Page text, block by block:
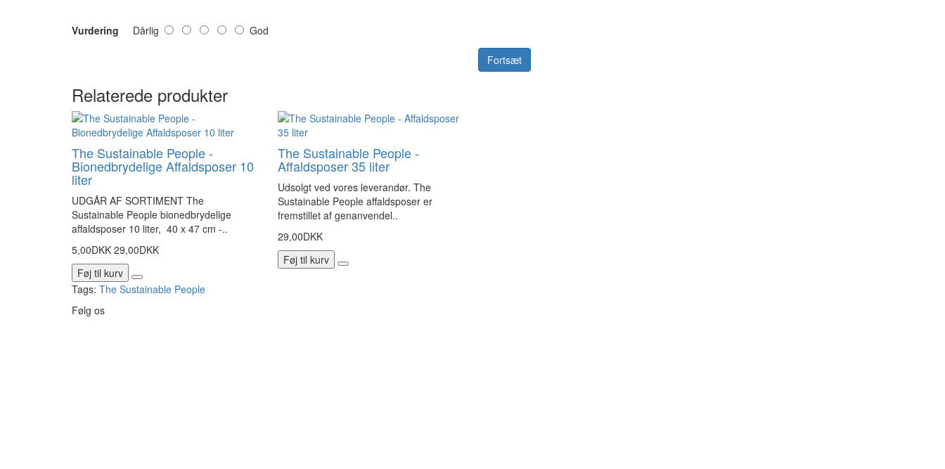
Vurdering Dårlig God
Fortsæt
Relaterede produkter
The Sustainable People -
Bionedbrydelige Affaldsposer 10
liter
UDGÅR AF SORTIMENT The
Sustainable People bionedbrydelige
affaldsposer 10 liter, 40 x 47 cm -..
5,00DKK 29,00DKK
Føj til kurv
The Sustainable People -
Affaldsposer 35 liter
Udsolgt ved vores leverandør. The
Sustainable People affaldsposer er
fremstillet af genanvendel..
29,00DKK
Føj til kurv
Tags: The Sustainable People
Følg os